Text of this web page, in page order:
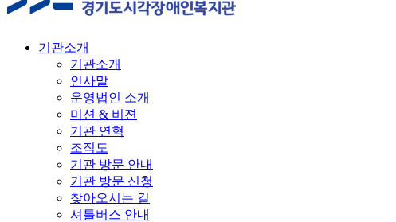
기관소개
기관소개
인사말
운영법인 소개
미션 & 비젼
기관 연혁
조직도
기관 방문 안내
기관 방문 신청
찾아오시는 길
셔틀버스 안내